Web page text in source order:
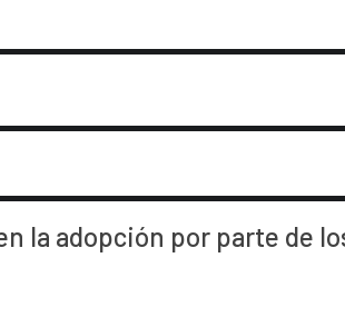
la adopción por parte de